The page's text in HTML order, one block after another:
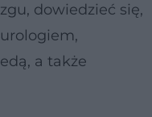
dowiedzieć się,
a także